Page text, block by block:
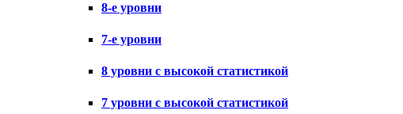
8-е уровни
7-е уровни
8 уровни с высокой статистикой
7 уровни с высокой статистикой